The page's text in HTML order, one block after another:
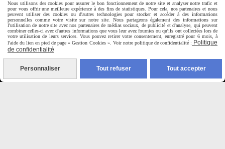
Horaire d'ouverture:
Du Mardi au Samedi de
9H00 - 12H30 / 14H00-18H30
Nous utilisons des cookies pour assurer le bon fonctionnement de notre site et analyser notre trafic et
pour vous offrir une meilleure expérience à des fins de statistiques. Pour cela, nos partenaires et nous
peuvent utiliser des cookies ou d'autres technologies pour stocker et accéder à des informations
personnelles comme votre visite sur notre site. Nous partageons également des informations sur
l'utilisation de notre site avec nos partenaires de médias sociaux, de publicité et d'analyse, qui peuvent
combiner celles-ci avec d'autres informations que vous leur avez fournies ou qu'ils ont collectées lors de
votre utilisation de leurs services. Vous pouvez retirer votre consentement, enregistré pour 6 mois, à
l'aide du lien en pied de page « Gestion Cookies ». Voir notre politique de confidentialité : Politique
de confidentialité
Personnaliser Tout refuser Tout accepter